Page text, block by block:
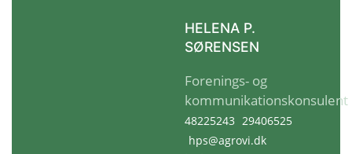
HELENA P.
SØRENSEN
Forenings- og
kommunikationskonsulent
48225243 29406525
hps@agrovi.dk